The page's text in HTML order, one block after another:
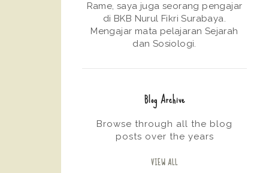
Rame, saya juga seorang pengajar
di BKB Nurul Fikri Surabaya.
Mengajar mata pelajaran Sejarah
dan Sosiologi.
Blog Archive
Browse through all the blog
posts over the years
VIEW ALL